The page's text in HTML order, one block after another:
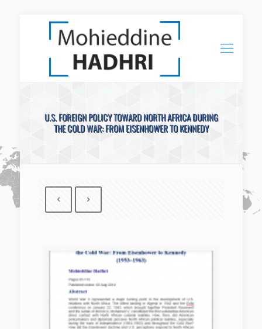
U.S. FOREIGN POLICY TOWARD NORTH AFRICA DURING
THE COLD WAR: FROM EISENHOWER TO KENNEDY